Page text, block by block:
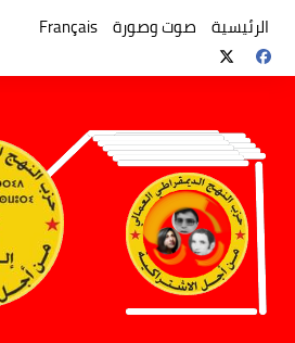
المحتوى
الرئيسية صوت وصورة Français